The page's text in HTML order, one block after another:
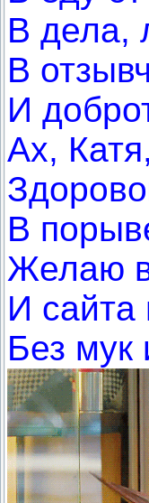
В дела,
В
И
Ах,
В
Желаю
И сайта
Без мук